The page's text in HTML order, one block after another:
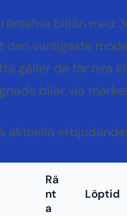
billån med
den vanligaste
gäller de för nya
bilar via
aktuella
Rä
nt
a
Löptid